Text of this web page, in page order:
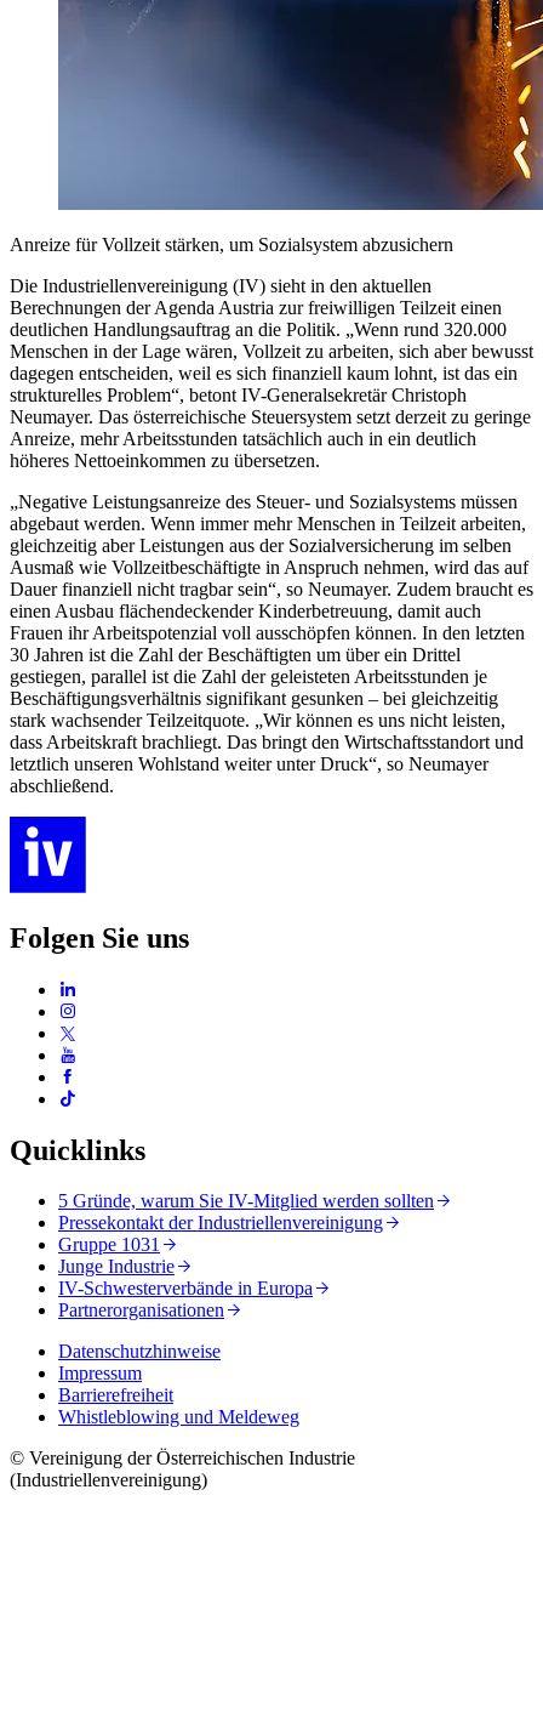
Anreize für Vollzeit stärken, um Sozialsystem abzusichern
Die Industriellenvereinigung (IV) sieht in den aktuellen
Berechnungen der Agenda Austria zur freiwilligen Teilzeit einen
deutlichen Handlungsauftrag an die Politik. „Wenn rund 320.000
Menschen in der Lage wären, Vollzeit zu arbeiten, sich aber bewusst
dagegen entscheiden, weil es sich finanziell kaum lohnt, ist das ein
strukturelles Problem“, betont IV-Generalsekretär Christoph
Neumayer. Das österreichische Steuersystem setzt derzeit zu geringe
Anreize, mehr Arbeitsstunden tatsächlich auch in ein deutlich
höheres Nettoeinkommen zu übersetzen.
„Negative Leistungsanreize des Steuer- und Sozialsystems müssen
abgebaut werden. Wenn immer mehr Menschen in Teilzeit arbeiten,
gleichzeitig aber Leistungen aus der Sozialversicherung im selben
Ausmaß wie Vollzeitbeschäftigte in Anspruch nehmen, wird das auf
Dauer finanziell nicht tragbar sein“, so Neumayer. Zudem braucht es
einen Ausbau flächendeckender Kinderbetreuung, damit auch
Frauen ihr Arbeitspotenzial voll ausschöpfen können. In den letzten
30 Jahren ist die Zahl der Beschäftigten um über ein Drittel
gestiegen, parallel ist die Zahl der geleisteten Arbeitsstunden je
Beschäftigungsverhältnis signifikant gesunken – bei gleichzeitig
stark wachsender Teilzeitquote. „Wir können es uns nicht leisten,
dass Arbeitskraft brachliegt. Das bringt den Wirtschaftsstandort und
letztlich unseren Wohlstand weiter unter Druck“, so Neumayer
abschließend.
Folgen Sie uns
Quicklinks
5 Gründe, warum Sie IV-Mitglied werden sollten
Pressekontakt der Industriellenvereinigung
Gruppe 1031
Junge Industrie
IV-Schwesterverbände in Europa
Partnerorganisationen
Datenschutzhinweise
Impressum
Barrierefreiheit
Whistleblowing und Meldeweg
© Vereinigung der Österreichischen Industrie
(Industriellenvereinigung)